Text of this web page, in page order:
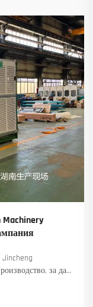
Machinery
за да
движение.